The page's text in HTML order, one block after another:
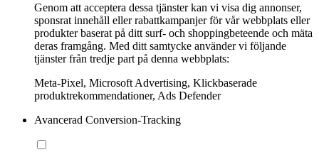
Genom att acceptera dessa tjänster kan vi visa dig annonser,
sponsrat innehåll eller rabattkampanjer för vår webbplats eller
produkter baserat på ditt surf- och shoppingbeteende och mäta
deras framgång. Med ditt samtycke använder vi följande
tjänster från tredje part på denna webbplats:
Meta-Pixel, Microsoft Advertising, Klickbaserade
produktrekommendationer, Ads Defender
Avancerad Conversion-Tracking